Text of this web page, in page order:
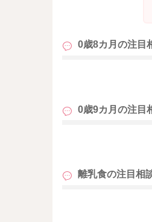
という場合は、
今の様子なら、
どうぞよろしく
0歳8カ月の注目
0歳9カ月の注目
離乳食の注目相